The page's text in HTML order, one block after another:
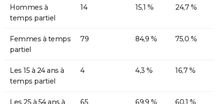
Hommes à
temps partiel
14 15,1 % 24,7 %
Femmes à temps
partiel
79 84,9 % 75,0 %
Les 15 à 24 ans à
temps partiel
4 4,3 % 16,7 %
Les 25 à 54 ans à
65 69,9 % 60,1 %